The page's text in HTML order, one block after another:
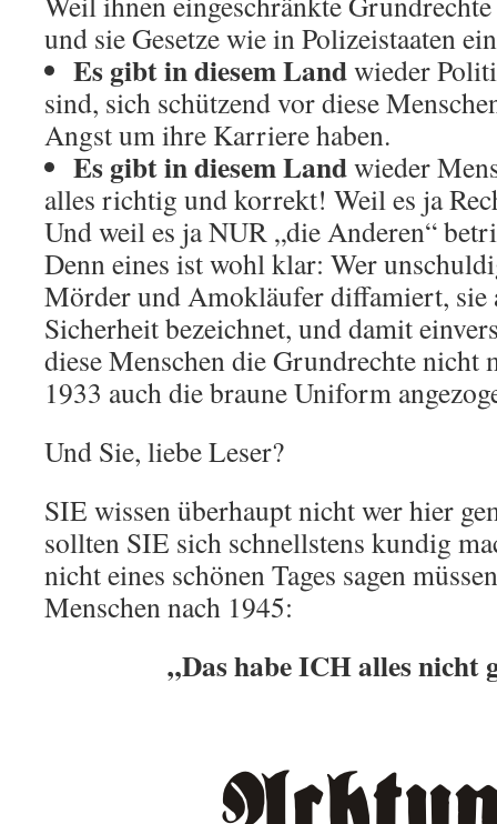
und sie Gesetze wie in Polizeistaaten
Es gibt in diesem Landwieder
sind, sich schützend vor diese
Angst um ihre Karriere haben.
Es gibt in diesem Landwieder
alles richtig und korrekt! Weil es ja
Und weil es ja NUR „die Anderen“
Denn eines ist wohl klar: Wer
Mörder und Amokläufer diffamiert, sie
Sicherheit bezeichnet, und damit
diese Menschen die Grundrechte nicht
1933 auch die braune Uniform
Und Sie, liebe Leser?
SIE wissen überhaupt nicht wer hier
sollten SIE sich schnellstens kundig
nicht eines schönen Tages sagen
Menschen nach 1945:
„Das habe ICH alles nicht